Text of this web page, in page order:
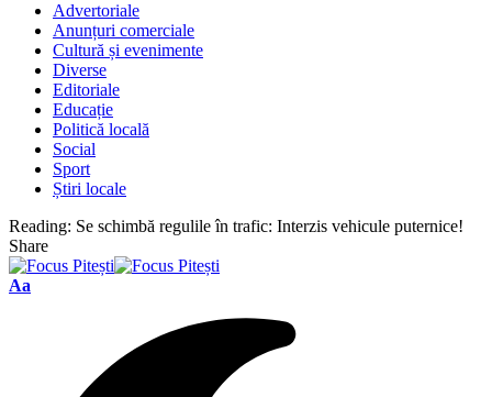
Advertoriale
Anunțuri comerciale
Cultură și evenimente
Diverse
Editoriale
Educație
Politică locală
Social
Sport
Știri locale
Reading: Se schimbă regulile în trafic: Interzis vehicule puternice!
Share
Font
Aa